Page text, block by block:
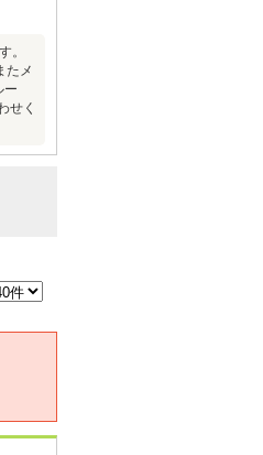
。
たメ
ー
せく